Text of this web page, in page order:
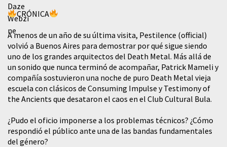
CRÓNICA
A menos de un año de su última visita, Pestilence (official)
volvió a Buenos Aires para demostrar por qué sigue siendo
uno de los grandes arquitectos del Death Metal. Más allá de
un sonido que nunca terminó de acompañar, Patrick Mameli y
compañía sostuvieron una noche de puro Death Metal vieja
escuela con clásicos de Consuming Impulse y Testimony of
the Ancients que desataron el caos en el Club Cultural Bula.
¿Pudo el oficio imponerse a los problemas técnicos? ¿Cómo
respondió el público ante una de las bandas fundamentales
del género?